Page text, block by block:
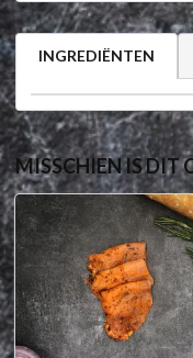
INGREDIËNTEN
MISSCHIEN IS DIT